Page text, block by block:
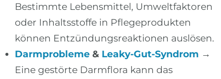
Bestimmte Lebensmittel, Umweltfaktoren
oder Inhaltsstoffe in Pflegeprodukten
können Entzündungsreaktionen auslösen.
Darmprobleme & Leaky-Gut-Syndrom →
Eine gestörte Darmflora kann das